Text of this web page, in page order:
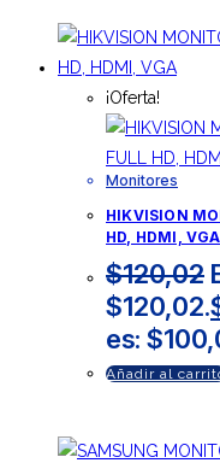
¡Oferta!
Monitores
HIKVISION
HD, HDMI, VGA
$120,02
$120,02.
es:
Añadir al